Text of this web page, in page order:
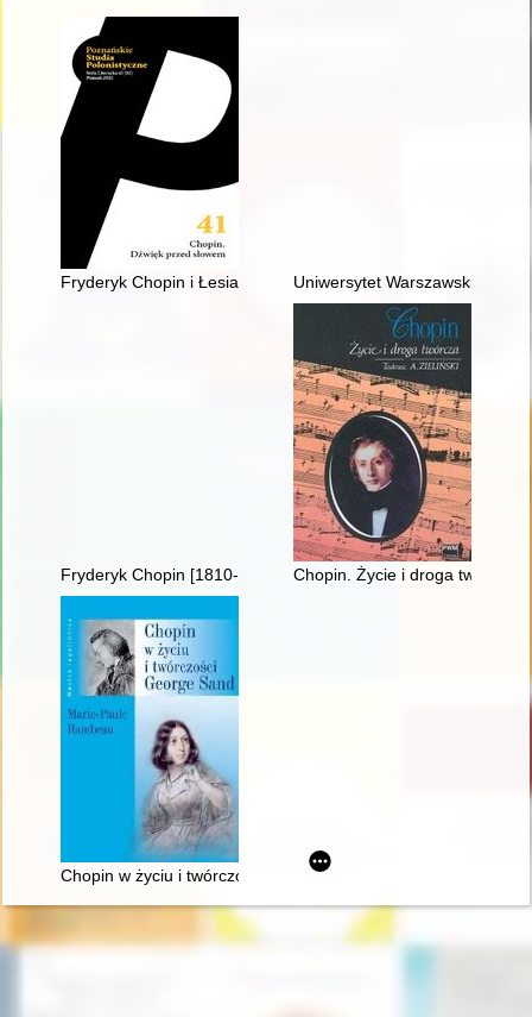
Fryderyk Chopin i Łesia Ukrainka : per meUniwersytet Warszawski i
Fryderyk Chopin [1810-1849] Chopin. Życie i droga twórcza
Chopin w życiu i twórczości George Sand